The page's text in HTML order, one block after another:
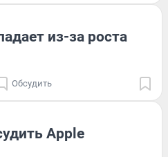
из-за роста
Обсудить
Apple